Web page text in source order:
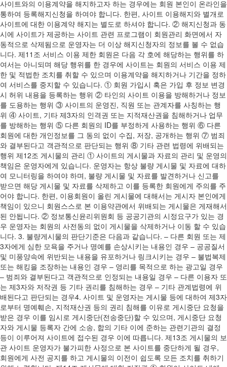
사이트와의 이용계약을 해지하고자 하는 경우에는 회원 본인이 온라인을
통하여 등록해지신청을 하여야 합니다. 한편, 사이트 이용해지와 별개로
사이트에 대한 이용계약 해지는 별도로 하셔야 합니다. ② 해지신청과 동
시에 사이트가 제공하는 사이트 관련 프로그램이 회원관리 화면에서 자
동적으로 삭제됨으로 운영자는 더 이상 해지신청자의 정보를 볼 수 없습
니다. 제11조 서비스 이용 제한 회원은 다음 각 호에 해당하는 행위를 하
여서는 아니되며 해당 행위를 한 경우에 사이트는 회원의 서비스 이용 제
한 및 적법한 조치를 취할 수 있으며 이용계약을 해지하거나 기간을 정하
여 서비스를 중지할 수 있습니다. ① 회원 가입시 혹은 가입 후 정보 변경
시 허위 내용을 등록하는 행위 ② 타인의 사이트 이용을 방해하거나 정보
를 도용하는 행위 ③ 사이트의 운영진, 직원 또는 관계자를 사칭하는 행
위 ④ 사이트, 기타 제3자의 인격권 또는 지적재산권을 침해하거나 업무
를 방해하는 행위 ⑤ 다른 회원의 ID를 부정하게 사용하는 행위 ⑥ 다른
회원에 대한 개인정보를 그 동의 없이 수집, 저장, 공개하는 행위 ⑦ 범죄
와 결부된다고 객관적으로 판단되는 행위 ⑧ 기타 관련 법령에 위배되는
행위 제12조 게시물의 관리 ① 사이트의 게시물과 자료의 관리 및 운영의
책임은 운영자에게 있습니다. 운영자는 항상 불량 게시물 및 자료에 대하
여 모니터링을 하여야 하며, 불량 게시물 및 자료를 발견하거나 신고를
받으면 해당 게시물 및 자료를 삭제하고 이를 등록한 회원에게 주의를 주
어야 합니다. 한편, 이용회원이 올린 게시물에 대해서는 게시자 본인에게
책임이 있으니 회원스스로 본 이용약관에서 위배되는 게시물은 게재해서
된 안됩니다. ② 정보통신윤리위원회 등 공공기관의 시정요구가 있는 경
우 운영자는 회원의 사전동의 없이 게시물을 삭제하거나 이동 할 수 있습
니다. 3. 불량게시물의 판단기준은 다음과 같습니다. – 다른 회원 또는 제
3자에게 심한 모욕을 주거나 명예를 손상시키는 내용인 경우 – 공공질서
및 미풍양속에 위반되는 내용을 유포하거나 링크시키는 경우 – 불법복제
또는 해킹을 조장하는 내용인 경우 – 영리를 목적으로 하는 광고일 경우
– 범죄와 결부된다고 객관적으로 인정되는 내용일 경우 – 다른 이용자 또
는 제3자와 저작권 등 기타 권리를 침해하는 경우 – 기타 관계법령에 위
배된다고 판단되는 경우4. 사이트 및 운영자는 게시물 등에 대하여 제3자
로부터 명예훼손, 지적재산권 등의 권리 침해를 이유로 게시중단 요청을
받은 경우 이를 임시로 게시중단(전송중단)할 수 있으며, 게시중단 요청
자와 게시물 등록자 간에 소송, 합의 기타 이에 준하는 관련기관의 결정
등이 이루어져 사이트에 접수된 경우 이에 따릅니다. 제13조 게시물의 보
관 사이트 운영자가 불가피한 사정으로 본 사이트를 중단하게 될 경우,
회원에게 사전 공지를 하고 게시물의 이전이 쉽도록 모든 조치를 취하기